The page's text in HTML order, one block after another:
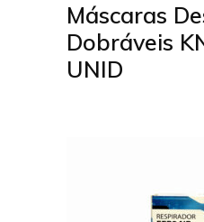
Máscaras
Dobráveis
UNID